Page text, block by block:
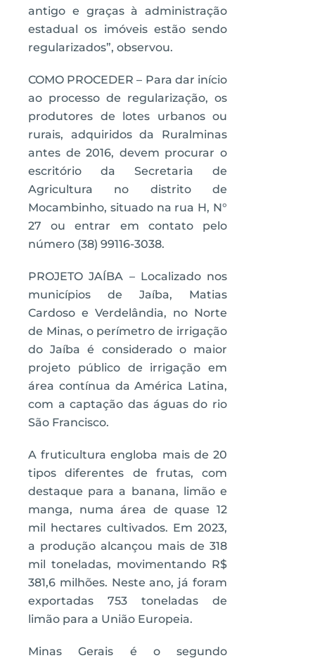
antigo e graças à administração
estadual os imóveis estão sendo
regularizados”, observou.
COMO PROCEDER – Para dar início
ao processo de regularização, os
produtores de lotes urbanos ou
rurais, adquiridos da Ruralminas
antes de 2016, devem procurar o
escritório da Secretaria de
Agricultura no distrito de
Mocambinho, situado na rua H, N°
27 ou entrar em contato pelo
número (38) 99116-3038.
PROJETO JAÍBA – Localizado nos
municípios de Jaíba, Matias
Cardoso e Verdelândia, no Norte
de Minas, o perímetro de irrigação
do Jaíba é considerado o maior
projeto público de irrigação em
área contínua da América Latina,
com a captação das águas do rio
São Francisco.
A fruticultura engloba mais de 20
tipos diferentes de frutas, com
destaque para a banana, limão e
manga, numa área de quase 12
mil hectares cultivados. Em 2023,
a produção alcançou mais de 318
mil toneladas, movimentando R$
381,6 milhões. Neste ano, já foram
exportadas 753 toneladas de
limão para a União Europeia.
Minas Gerais é o segundo